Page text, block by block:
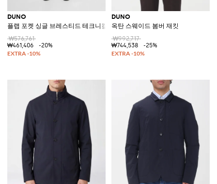
DUNO
플랩 포켓 싱글 브레스티드 테크니컬 패브릭 블레이저
₩576,761
₩461,406
-20%
DUNO
옥탄 스웨이드 봄버 재킷
₩992,717
₩744,538
-25%